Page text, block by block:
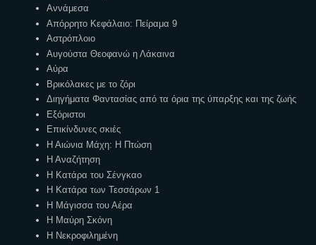
Αννάμεσα
Απόρρητο Κεφάλαιο: Πείραμα 9
Αστρόπλοιο
Αυγούστα Θεοφανώ η Λάκαινα
Αύρα
Βρικόλακες με το ζόρι
Διηγήματα Φαντασίας από τα όρια της ύπαρξης και της ζωής
Εξόριστοι
Επικίνδυνες σκιές
Η Αιώνια Μάχη: Η Πτώση
Η Αναζήτηση
Η Κατάρα του Σένγκαο
Η Κατάρα των Τεσσάρων 1
Η Μάγισσα του Αέρα
Η Μαύρη Σκόνη
Η Νεκροφιλημένη